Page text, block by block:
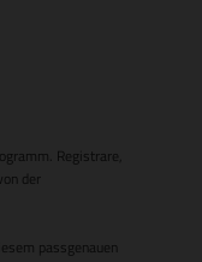
Registrare,
der
passgenauen